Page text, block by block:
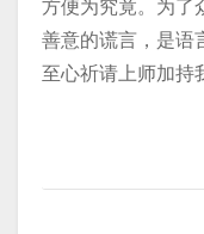
方便为究竟。为了
善意的谎言，是语
至心祈请上师加持